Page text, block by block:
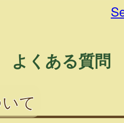
よくある質問
て